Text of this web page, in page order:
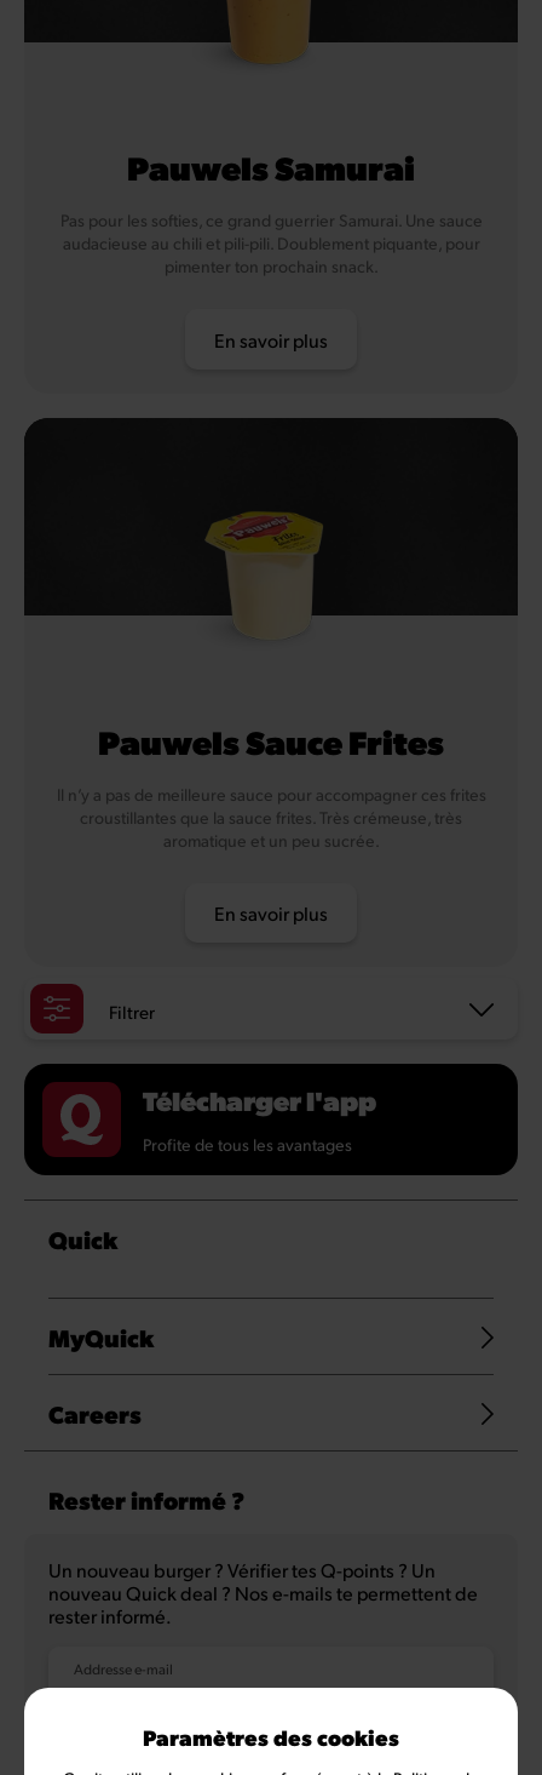
Pauwels Samurai
Pas pour les softies, ce grand guerrier Samurai. Une sauce
audacieuse au chili et pili-pili. Doublement piquante, pour
pimenter ton prochain snack.
En savoir plus
Pauwels Sauce Frites
Il n’y a pas de meilleure sauce pour accompagner ces frites
croustillantes que la sauce frites. Très crémeuse, très
aromatique et un peu sucrée.
En savoir plus
Filtrer
Télécharger l'app
Profite de tous les avantages
Quick
MyQuick
Careers
Rester informé ?
Un nouveau burger ? Vérifier tes Q-points ? Un
nouveau Quick deal ? Nos e-mails te permettent de
rester informé.
Addresse e-mail
Paramètres des cookies